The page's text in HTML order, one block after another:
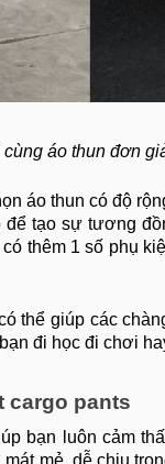
áo thun đơn
áo thun có độ
tạo sự tương
thêm 1 số phụ
thể giúp các
đi học đi chơi
cargo pants
bạn luôn cảm